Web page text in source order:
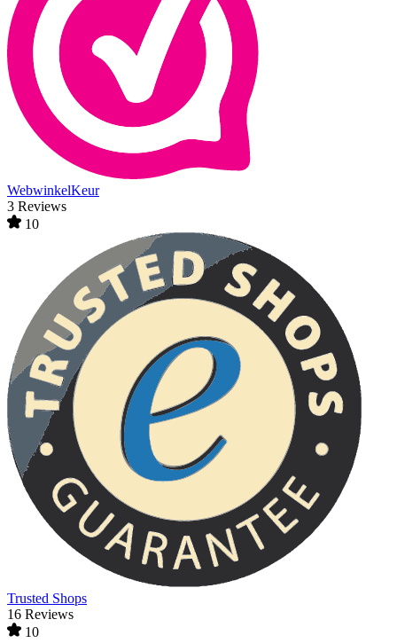
WebwinkelKeur
3 Reviews
10
Trusted Shops
16 Reviews
10